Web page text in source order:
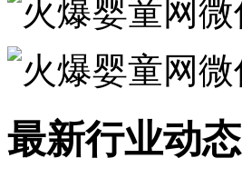
最新行业动态